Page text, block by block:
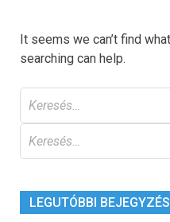
It seems we can’t find
searching can help.
LEGUTÓBBI